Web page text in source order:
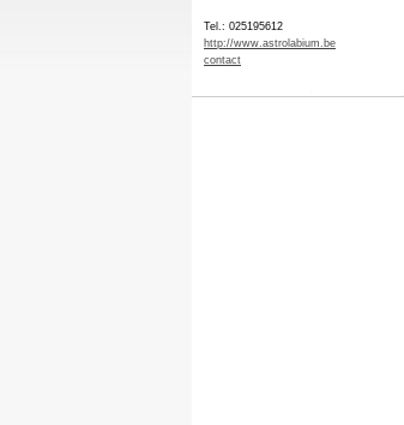
Tel.: 025195612
http://www.astrolabium.be
contact